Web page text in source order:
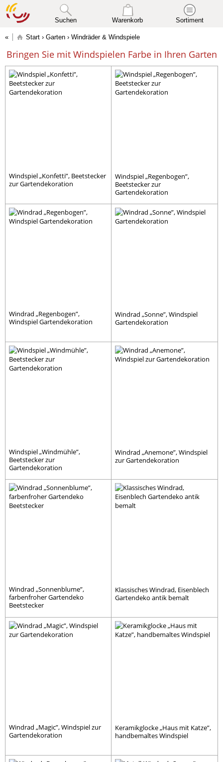
Suchen Warenkorb Sortiment
Start › Garten › Windräder & Windspiele
Bringen Sie mit Windspielen Farbe in Ihren Garten
Windspiel „Konfetti”, Beetstecker
zur Gartendekoration
Windspiel „Regenbogen”,
Beetstecker zur
Gartendekoration
Windrad „Regenbogen”,
Windspiel Gartendekoration
Windrad „Sonne”, Windspiel
Gartendekoration
Windspiel „Windmühle”,
Beetstecker zur
Gartendekoration
Windrad „Anemone”, Windspiel
zur Gartendekoration
Windrad „Sonnenblume”,
farbenfroher Gartendeko
Beetstecker
Klassisches Windrad, Eisenblech
Gartendeko antik bemalt
Windrad „Magic”, Windspiel zur
Gartendekoration
Keramikglocke „Haus mit Katze”,
handbemaltes Windspiel